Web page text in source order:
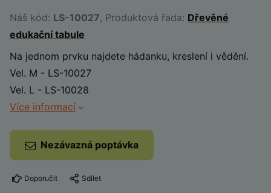
Náš kód: LS-10027, Produktová řada: Dřevěné
edukační tabule
Na jednom prvku najdete hádanku, kreslení i vědění.
Vel. M - LS-10027
Vel. L - LS-10028
Více informací
Nezávazná poptávka
Doporučit Sdílet